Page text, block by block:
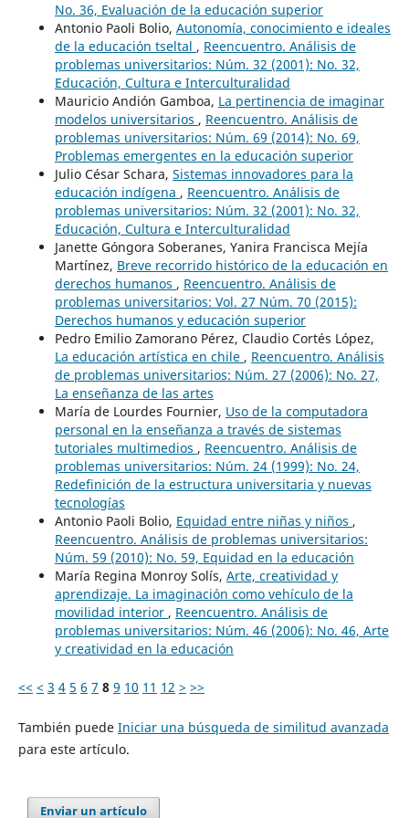
No. 36, Evaluación de la educación superior
Antonio Paoli Bolio, Autonomía, conocimiento e ideales
de la educación tseltal , Reencuentro. Análisis de
problemas universitarios: Núm. 32 (2001): No. 32,
Educación, Cultura e Interculturalidad
Mauricio Andión Gamboa, La pertinencia de imaginar
modelos universitarios , Reencuentro. Análisis de
problemas universitarios: Núm. 69 (2014): No. 69,
Problemas emergentes en la educación superior
Julio César Schara, Sistemas innovadores para la
educación indígena , Reencuentro. Análisis de
problemas universitarios: Núm. 32 (2001): No. 32,
Educación, Cultura e Interculturalidad
Janette Góngora Soberanes, Yanira Francisca Mejía
Martínez, Breve recorrido histórico de la educación en
derechos humanos , Reencuentro. Análisis de
problemas universitarios: Vol. 27 Núm. 70 (2015):
Derechos humanos y educación superior
Pedro Emilio Zamorano Pérez, Claudio Cortés López,
La educación artística en chile , Reencuentro. Análisis
de problemas universitarios: Núm. 27 (2006): No. 27,
La enseñanza de las artes
María de Lourdes Fournier, Uso de la computadora
personal en la enseñanza a través de sistemas
tutoriales multimedios , Reencuentro. Análisis de
problemas universitarios: Núm. 24 (1999): No. 24,
Redefinición de la estructura universitaria y nuevas
tecnologías
Antonio Paoli Bolio, Equidad entre niñas y niños ,
Reencuentro. Análisis de problemas universitarios:
Núm. 59 (2010): No. 59, Equidad en la educación
María Regina Monroy Solís, Arte, creatividad y
aprendizaje. La imaginación como vehículo de la
movilidad interior , Reencuentro. Análisis de
problemas universitarios: Núm. 46 (2006): No. 46, Arte
y creatividad en la educación
<< < 3 4 5 6 7 8 9 10 11 12 > >>
También puede Iniciar una búsqueda de similitud avanzada
para este artículo.
Enviar un artículo